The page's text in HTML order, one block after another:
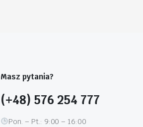
Masz pytania?
(+48) 576 254 777
Pon. – Pt.: 9:00 – 16:00